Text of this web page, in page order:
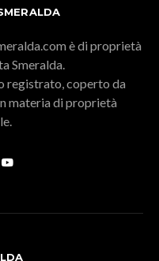
è di proprietà
Smeralda.
registrato, coperto da
materia di proprietà